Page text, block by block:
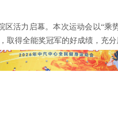
区活力启幕。本次运动会以“
得全能奖冠军的好成绩，充